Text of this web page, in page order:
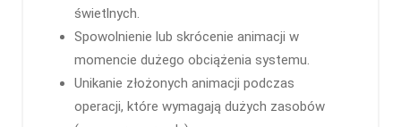
świetlnych.
Spowolnienie lub skrócenie animacji w
momencie dużego obciążenia systemu.
Unikanie złożonych animacji podczas
operacji, które wymagają dużych zasobów